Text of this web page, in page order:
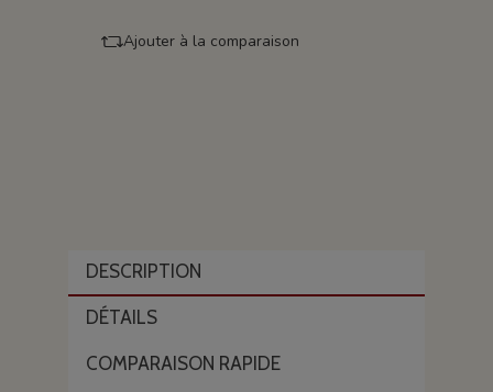
Ajouter à la comparaison
DESCRIPTION
DÉTAILS
COMPARAISON RAPIDE